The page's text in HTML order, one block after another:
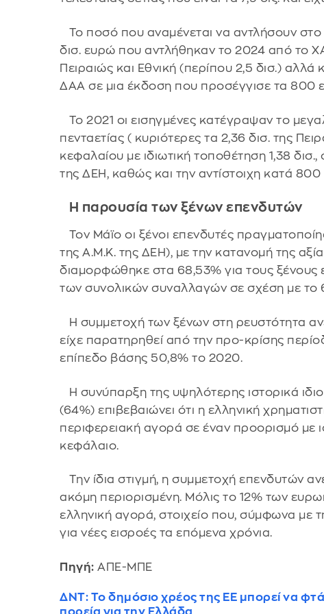
Το ποσό που αναμένεται να αντλήσουν
δισ. ευρώ που αντλήθηκαν το 2024 από το
Πειραιώς και Εθνική (περίπου 2,5 δισ.)
ΔΑΑ σε μια έκδοση που προσέγγισε τα 800
Το 2021 οι εισηγμένες κατέγραψαν το
πενταετίας ( κυριότερες τα 2,36 δισ. της
κεφαλαίου με ιδιωτική τοποθέτηση 1,38
της ΔΕΗ, καθώς και την αντίστοιχη κατά
Η παρουσία των ξένων επενδυτών
Τον Μάϊο οι ξένοι επενδυτές
της Α.Μ.Κ. της ΔΕΗ), με την κατανομή της
διαμορφώθηκε στα 68,53% για τους ξένους
των συνολικών συναλλαγών σε σχέση με το
Η συμμετοχή των ξένων στη ρευστότητα
είχε παρατηρηθεί από την προ-κρίσης
επίπεδο βάσης 50,8% το 2020.
Η συνύπαρξη της υψηλότερης ιστορικά
(64%) επιβεβαιώνει ότι η ελληνική
περιφερειακή αγορά σε έναν προορισμό με
κεφάλαιο.
Την ίδια στιγμή, η συμμετοχή επενδυτών
ακόμη περιορισμένη. Μόλις το 12% των
ελληνική αγορά, στοιχείο που, σύμφωνα με
για νέες εισροές τα επόμενα χρόνια.
Πηγή: ΑΠΕ-ΜΠΕ
ΔΝΤ: Το δημόσιο χρέος της ΕΕ μπορεί να
πορεία για την Ελλάδα